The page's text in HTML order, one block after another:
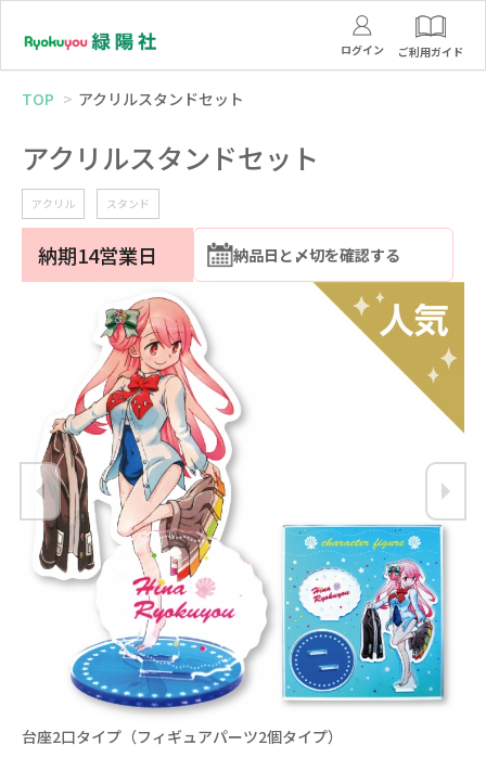
ログイン ご利用ガイド
TOP アクリルスタンドセット
アクリルスタンドセット
アクリル スタンド
納期14営業日 納品日と〆切を確認する
台座2口タイプ（フィギュアパーツ2個タイプ）